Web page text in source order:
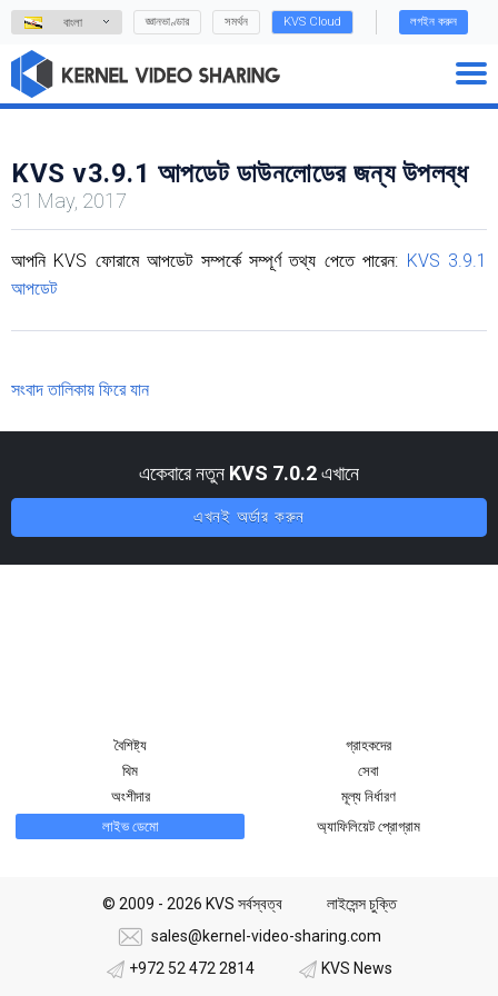
বাংলা জ্ঞানভাণ্ডার সমর্থন KVS Cloud লগইন করুন
KVS v3.9.1 আপডেট ডাউনলোডের জন্য উপলব্ধ
31 May, 2017
আপনি KVS ফোরামে আপডেট সম্পর্কে সম্পূর্ণ তথ্য পেতে পারেন: KVS 3.9.1
আপডেট
সংবাদ তালিকায় ফিরে যান
একেবারে নতুন KVS 7.0.2এখানে
এখনই অর্ডার করুন
বৈশিষ্ট্য
গ্রাহকদের
থিম
সেবা
অংশীদার
মূল্য নির্ধারণ
লাইভ ডেমো
অ্যাফিলিয়েট প্রোগ্রাম
© 2009 - 2026 KVS সর্বস্বত্ব
লাইসেন্স চুক্তি
sales@kernel-video-sharing.com
+972 52 472 2814
KVS News